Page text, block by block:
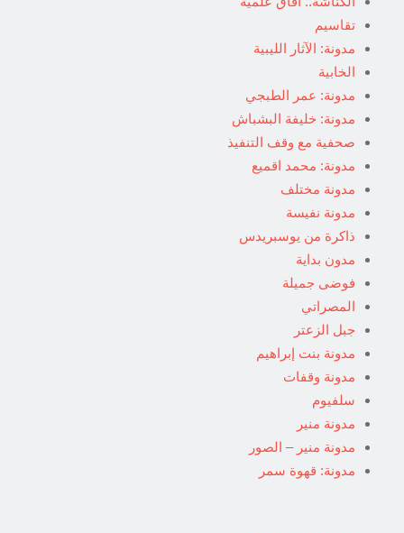
تقاسيم
مدونة: الآثار الليبية
الخابية
مدونة: عمر الطبجي
مدونة: خليفة البشباش
صحفية مع وقف التنفيذ
مدونة: محمد اقميع
مدونة مختلف
مدونة نفيسة
ذاكرة من يوسبريدس
مدون بداية
فوضى جميلة
المصراتي
جبل الزعتر
مدونة بنت إبراهيم
مدونة وقفات
سلفيوم
مدونة منير
مدونة منير – الصور
مدونة: قهوة سمر